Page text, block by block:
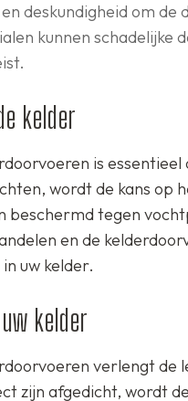
deskundigheid om
kunnen schadelijke
kelder
is
wordt de kans op
beschermd tegen
en de
uw kelder.
kelder
verlengt de
zijn afgedicht, wordt